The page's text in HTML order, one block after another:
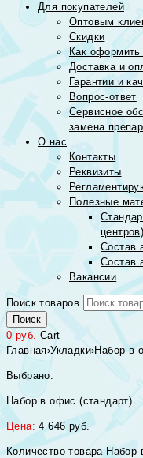
Для покупателей
Оптовым
Скидки
Как оформить
Доставка и
Гарантии и
Вопрос-ответ
Сервисное
замена
О нас
Контакты
Реквизиты
Полезные
Состав
Состав
Вакансии
Поиск товаров
Поиск
0руб. Cart
Главная›Укладки›Набор в
Выбрано:
Набор в офис (стандарт)
Цена:4 646 руб.
Количество товара Набор